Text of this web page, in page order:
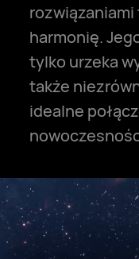
harmonię.
tylko urzeka
także
idealne